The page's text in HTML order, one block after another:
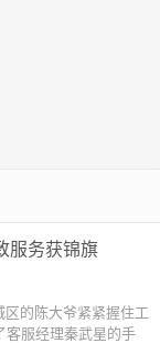
服务获锦旗
的陈大爷紧紧握住工
客服经理秦武星的手